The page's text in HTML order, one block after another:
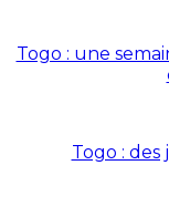
Togo : une
Togo :